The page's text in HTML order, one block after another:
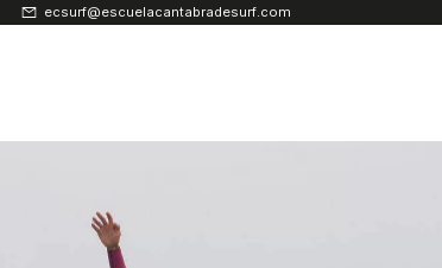
ecsurf@escuelacantabradesurf.com